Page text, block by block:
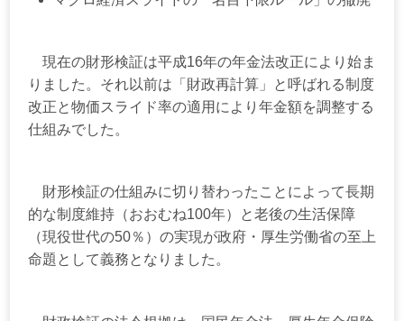
現在の財形検証は平成16年の年金法改正により始ま
りました。それ以前は「財政再計算」と呼ばれる制度
改正と物価スライド率の適用により年金額を調整する
仕組みでした。
財形検証の仕組みに切り替わったことによって長期
的な制度維持（おおむね100年）と老後の生活保障
（現役世代の50％）の実現が政府・厚生労働省の至上
命題として義務となりました。